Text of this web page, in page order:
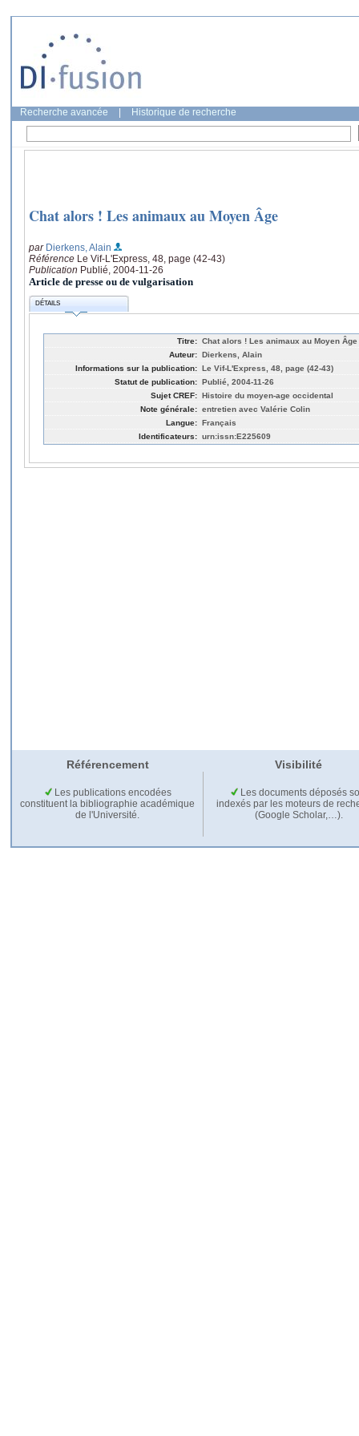
Recherche avancée Historique de recherche
Chat alors ! Les animaux au Moyen Âge
par Dierkens, Alain
Référence Le Vif-L'Express, 48, page (42-43)
Publication Publié, 2004-11-26
Article de presse ou de vulgarisation
DÉTAILS
Titre: Chat alors ! Les animaux au Moyen Âge
Auteur: Dierkens, Alain
Informations sur la publication: Le Vif-L'Express, 48, page (42-43)
Statut de publication: Publié, 2004-11-26
Sujet CREF: Histoire du moyen-age occidental
Note générale: entretien avec Valérie Colin
Langue: Français
Identificateurs: urn:issn:E225609
Référencement Visibilité
Les publications encodées
constituent la bibliographie académique
de l'Université.
Les documents déposés
indexés par les moteurs de
(Google Scholar,…).